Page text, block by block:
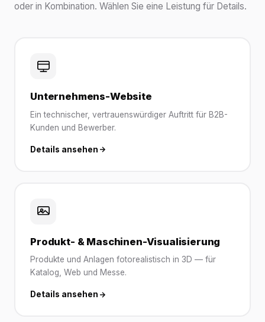
oder in Kombination. Wählen Sie eine Leistung für Details.
Unternehmens-Website
Ein technischer, vertrauenswürdiger Auftritt für B2B-
Kunden und Bewerber.
Details ansehen
Produkt- & Maschinen-Visualisierung
Produkte und Anlagen fotorealistisch in 3D — für
Katalog, Web und Messe.
Details ansehen